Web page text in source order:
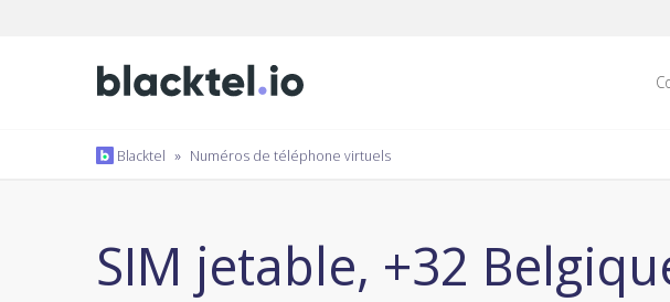
Blacktel » Numéros de téléphone virtuels
SIM jetable, +32